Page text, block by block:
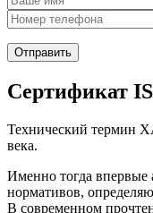
Сертификат
Технический термин
века.
Именно тогда
нормативов,
В современном